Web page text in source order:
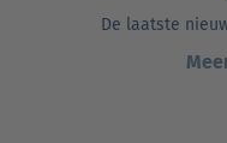
De laatste